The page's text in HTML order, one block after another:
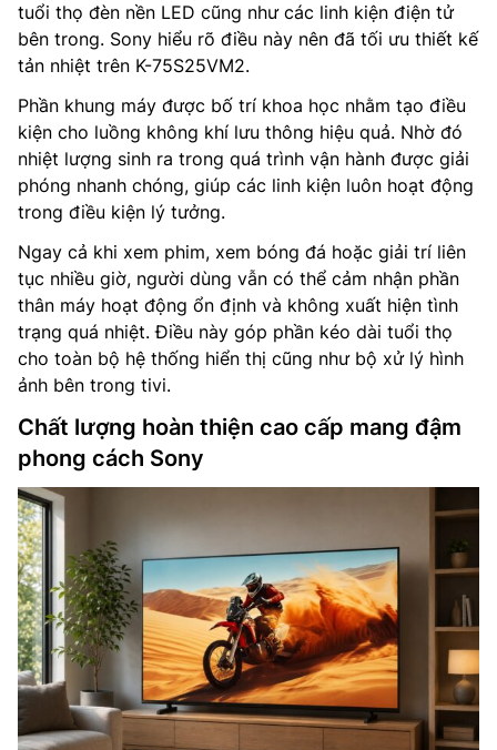
tuổi thọ đèn nền LED cũng như các linh kiện điện tử
bên trong. Sony hiểu rõ điều này nên đã tối ưu thiết kế
tản nhiệt trên K-75S25VM2.
Phần khung máy được bố trí khoa học nhằm tạo điều
kiện cho luồng không khí lưu thông hiệu quả. Nhờ đó
nhiệt lượng sinh ra trong quá trình vận hành được giải
phóng nhanh chóng, giúp các linh kiện luôn hoạt động
trong điều kiện lý tưởng.
Ngay cả khi xem phim, xem bóng đá hoặc giải trí liên
tục nhiều giờ, người dùng vẫn có thể cảm nhận phần
thân máy hoạt động ổn định và không xuất hiện tình
trạng quá nhiệt. Điều này góp phần kéo dài tuổi thọ
cho toàn bộ hệ thống hiển thị cũng như bộ xử lý hình
ảnh bên trong tivi.
Chất lượng hoàn thiện cao cấp mang đậm
phong cách Sony